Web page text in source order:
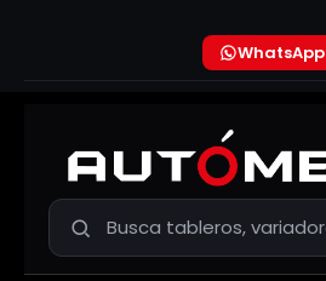
WhatsApp